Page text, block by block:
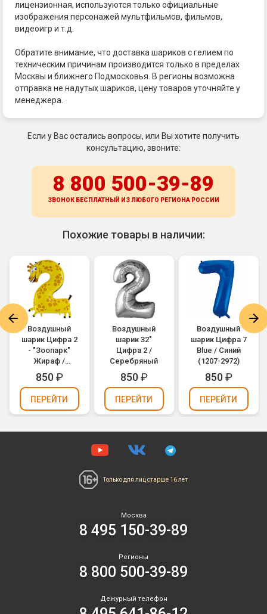
лицензионная, используются только официальные
изображения персонажей мультфильмов, фильмов,
видеоигр и т.д.
Обратите внимание, что доставка шариков с гелием по
техническим причинам производится только в пределах
Москвы и ближнего Подмосковья. В регионы возможна
отправка не надутых шариков, цену товаров уточняйте у
менеджера.
Если у Вас остались вопросы, или Вы хотите получить
консультацию, звоните:
8 800 500-39-89
ЗВОНОК БЕСПЛАТНЫЙ ИЗ ЛЮБОГО РЕГИОНА РОССИИ
Похожие товары в наличии:
Воздушный
шарик Цифра 2
- "Зоопарк"
Жираф /
Animaloons
Giraffe (1207-
1684)
850₽
ПЕРЕЙТИ
Воздушный
шарик 32"
Цифра 2 /
Серебряный
850₽
ПЕРЕЙТИ
Воздушный
шарик Цифра 7
Blue / Синий
(1207-2972)
850₽
ПЕРЕЙТИ
Только для лиц старше 16 лет
Москва
8 495 150-39-89
Регионы
8 800 500-39-89
Дежурный телефон